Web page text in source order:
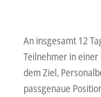
An insgesamt 12
Teilnehmer in
dem Ziel,
passgenaue